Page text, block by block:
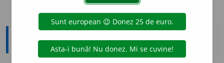
Explicative DEX